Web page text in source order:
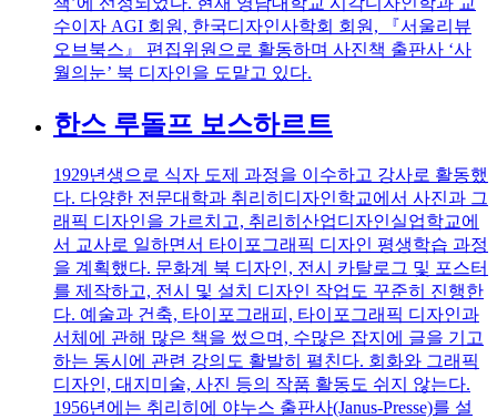
수이자 AGI 회원, 한국디자인사학회 회원, 『서울리뷰
오브북스』 편집위원으로 활동하며 사진책 출판사 ‘사
월의눈’ 북 디자인을 도맡고 있다.
한스 루돌프 보스하르트
1929년생으로 식자 도제 과정을 이수하고 강사로 활동했
다. 다양한 전문대학과 취리히디자인학교에서 사진과 그
래픽 디자인을 가르치고, 취리히산업디자인실업학교에
서 교사로 일하면서 타이포그래픽 디자인 평생학습 과정
을 계획했다. 문화계 북 디자인, 전시 카탈로그 및 포스터
를 제작하고, 전시 및 설치 디자인 작업도 꾸준히 진행한
다. 예술과 건축, 타이포그래피, 타이포그래픽 디자인과
서체에 관해 많은 책을 썼으며, 수많은 잡지에 글을 기고
하는 동시에 관련 강의도 활발히 펼친다. 회화와 그래픽
디자인, 대지미술, 사진 등의 작품 활동도 쉬지 않는다.​
1956년에는 취리히에 야누스 출판사(Janus-Presse)​를 설